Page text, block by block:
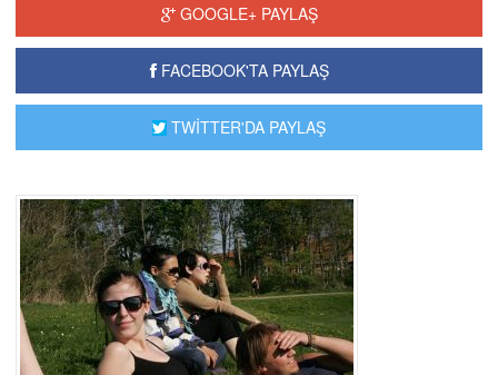
GOOGLE+ PAYLAŞ
FACEBOOK'TA PAYLAŞ
TWİTTER'DA PAYLAŞ